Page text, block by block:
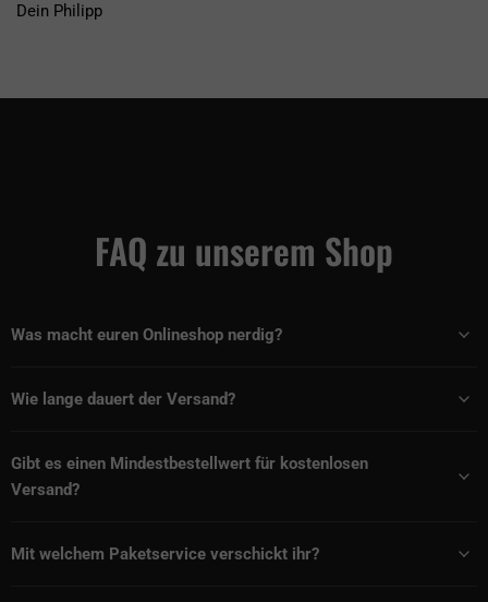
Dein Philipp
FAQ zu unserem Shop
Was macht euren Onlineshop nerdig?
Wie lange dauert der Versand?
Gibt es einen Mindestbestellwert für kostenlosen
Versand?
Mit welchem Paketservice verschickt ihr?